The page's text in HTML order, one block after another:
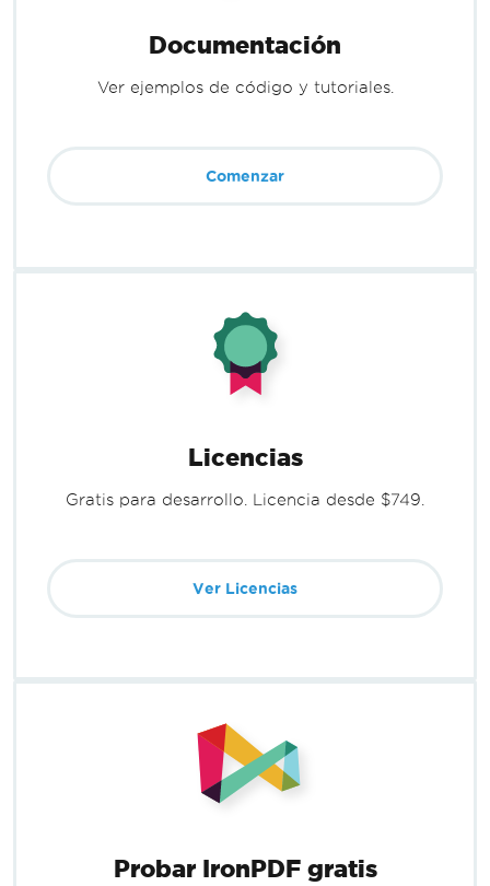
Documentación
Ver ejemplos de código y tutoriales.
Comenzar
Licencias
Gratis para desarrollo. Licencia desde $749.
Ver Licencias
Probar IronPDF gratis